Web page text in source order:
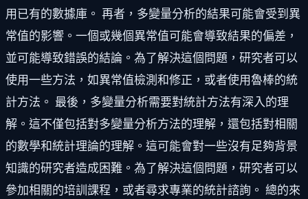
用已有的數據庫。 再者，多變量分析的結果可能會受到異
常值的影響。一個或幾個異常值可能會導致結果的偏差，
並可能導致錯誤的結論。為了解決這個問題，研究者可以
使用一些方法，如異常值檢測和修正，或者使用魯棒的統
計方法。 最後，多變量分析需要對統計方法有深入的理
解。這不僅包括對多變量分析方法的理解，還包括對相關
的數學和統計理論的理解。這可能會對一些沒有足夠背景
知識的研究者造成困難。為了解決這個問題，研究者可以
參加相關的培訓課程，或者尋求專業的統計諮詢。 總的來